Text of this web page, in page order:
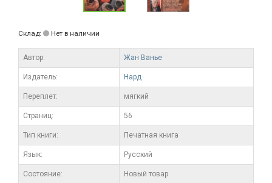
Склад: Нет в наличии
Автор: Жан Ванье
Издатель: Нард
Переплет: мягкий
Cтраниц: 56
Тип книги: Печатная книга
Язык: Русский
Состояние: Новый товар